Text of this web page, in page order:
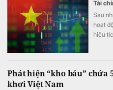
Tài
Sau
hoạt
hiệu
Phát hiện “kho báu” chứa
khơi Việt Nam